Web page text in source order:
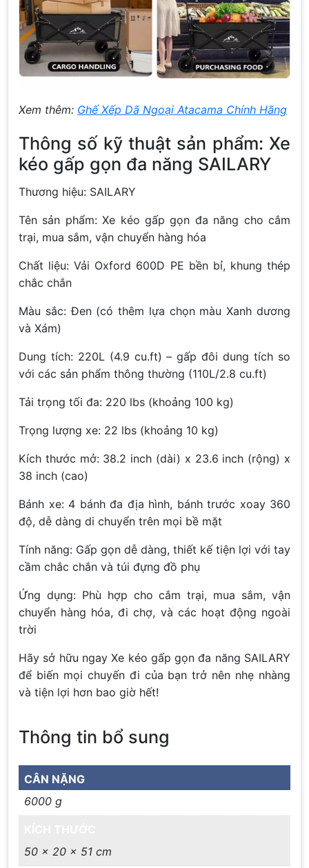
Xem thêm: Ghế Xếp Dã Ngoại Atacama Chính Hãng
Thông số kỹ thuật sản phẩm: Xe
kéo gấp gọn đa năng SAILARY
Thương hiệu: SAILARY
Tên sản phẩm: Xe kéo gấp gọn đa năng cho cắm
trại, mua sắm, vận chuyển hàng hóa
Chất liệu: Vải Oxford 600D PE bền bỉ, khung thép
chắc chắn
Màu sắc: Đen (có thêm lựa chọn màu Xanh dương
và Xám)
Dung tích: 220L (4.9 cu.ft) – gấp đôi dung tích so
với các sản phẩm thông thường (110L/2.8 cu.ft)
Tải trọng tối đa: 220 lbs (khoảng 100 kg)
Trọng lượng xe: 22 lbs (khoảng 10 kg)
Kích thước mở: 38.2 inch (dài) x 23.6 inch (rộng) x
38 inch (cao)
Bánh xe: 4 bánh đa địa hình, bánh trước xoay 360
độ, dễ dàng di chuyển trên mọi bề mặt
Tính năng: Gấp gọn dễ dàng, thiết kế tiện lợi với tay
cầm chắc chắn và túi đựng đồ phụ
Ứng dụng: Phù hợp cho cắm trại, mua sắm, vận
chuyển hàng hóa, đi chợ, và các hoạt động ngoài
trời
Hãy sở hữu ngay Xe kéo gấp gọn đa năng SAILARY
để biến mọi chuyến đi của bạn trở nên nhẹ nhàng
và tiện lợi hơn bao giờ hết!
Thông tin bổ sung
CÂN NẶNG
6000 g
50 × 20 × 51 cm